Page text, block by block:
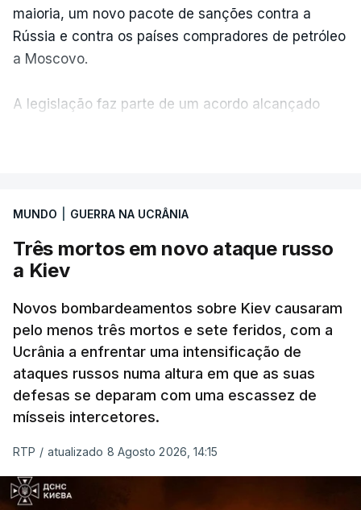
maioria, um novo pacote de sanções contra a
Rússia e contra os países compradores de petróleo
a Moscovo.
A legislação faz parte de um acordo alcançado
Vladimir Putin e aos principais comandantes
militares e ainda a aplicação de tarifas até 500%
sobre as exportações russas.
ERROR ON HTML5 MEDIA ELEMENT
ESTE CONTEÚDO ESTÁ NESTE
MOMENTO INDISPONÍVEL
MUNDO GUERRA NA UCRÂNIA
Três mortos em novo ataque russo
a Kiev
Novos bombardeamentos sobre Kiev causaram
pelo menos três mortos e sete feridos, com a
Ucrânia a enfrentar uma intensificação de
ataques russos numa altura em que as suas
defesas se deparam com uma escassez de
mísseis intercetores.
RTP / atualizado 8 Agosto 2026, 14:15